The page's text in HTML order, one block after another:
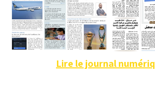
Lire le journal